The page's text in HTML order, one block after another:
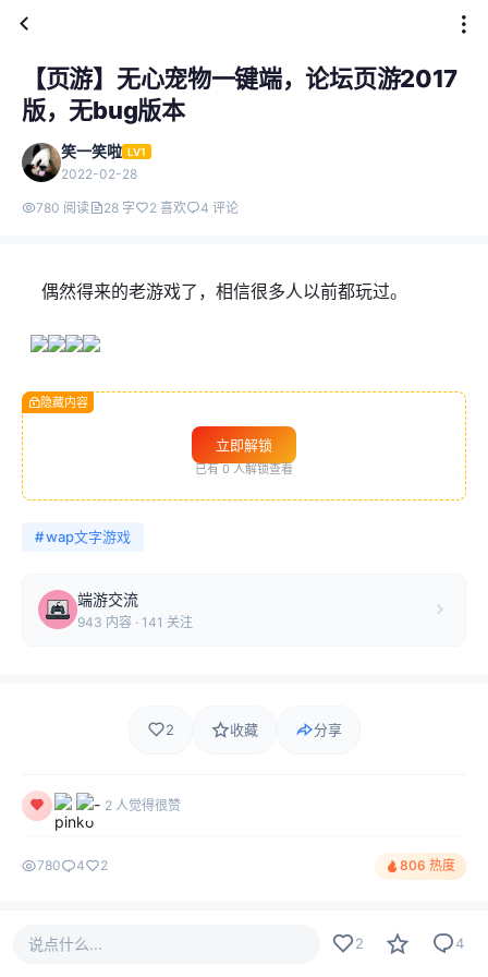
【页游】无心宠物一键端，论坛页游2017
版，无bug版本
笑一笑啦 LV1
2022-02-28
780 阅读 28 字 2 喜欢 4 评论
偶然得来的老游戏了，相信很多人以前都玩过。
隐藏内容
立即解锁
已有 0 人解锁查看
#wap文字游戏
端游交流
943 内容 · 141 关注
2 收藏 分享
2 人觉得很赞
780 4 2 806 热度
评论4 最新热门 只看作者
说点什么... 2 4